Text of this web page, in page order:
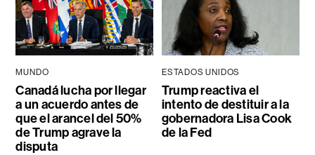
MUNDO
Canadá lucha por llegar
a un acuerdo antes de
que el arancel del 50%
de Trump agrave la
disputa
ESTADOS UNIDOS
Trump reactiva el
intento de destituir a la
gobernadora Lisa Cook
de la Fed